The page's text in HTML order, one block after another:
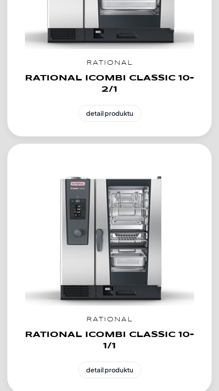
RATIONAL
RATIONAL ICOMBI CLASSIC 10-
2/1
detail produktu
RATIONAL
RATIONAL ICOMBI CLASSIC 10-
1/1
detail produktu